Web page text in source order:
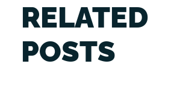
RELATED
POSTS